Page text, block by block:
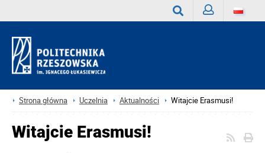
Strona główna Uczelnia Aktualności Witajcie Erasmusi!
Witajcie Erasmusi!